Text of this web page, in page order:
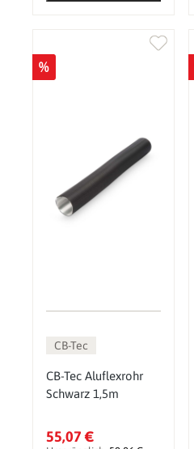
%
CB-Tec
CB-Tec Aluflexrohr
Schwarz 1,5m
55,07 €